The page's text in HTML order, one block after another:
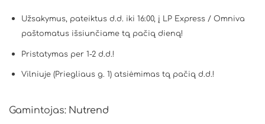
Užsakymus, pateiktus d.d. iki 16:00, į LP Express / Omniva
paštomatus išsiunčiame tą pačią dieną!
Pristatymas per 1-2 d.d.!
Vilniuje (Priegliaus g. 1) atsiėmimas tą pačią d.d.!
Gamintojas: Nutrend